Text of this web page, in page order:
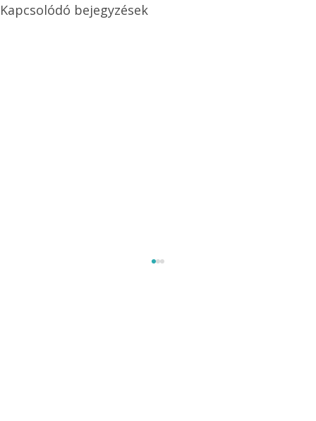
Kapcsolódó bejegyzések